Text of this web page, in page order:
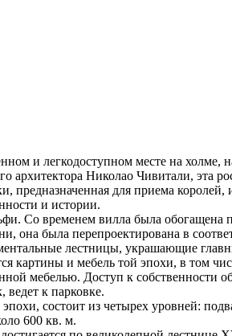
и легкодоступном месте на
архитектора Николао Чивитали, эта
предназначенная для приема
и истории.
Со временем вилла была
она была перепроектирована в
лестницы, украшающие
картины и мебель той эпохи, в том
мебелью. Доступ к
к парковке.
состоит из четырех уровней:
600 кв. м.